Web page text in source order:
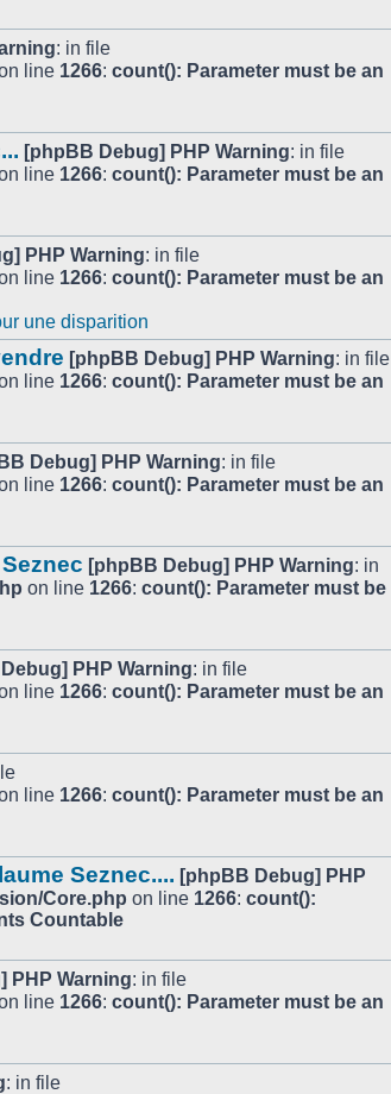
: in file
line 1266: count(): Parameter must be an
[phpBB Debug] PHP Warning: in file
line 1266: count(): Parameter must be an
PHP Warning: in file
line 1266: count(): Parameter must be an
une disparition
[phpBB Debug] PHP Warning: in file
line 1266: count(): Parameter must be an
Debug] PHP Warning: in file
line 1266: count(): Parameter must be an
[phpBB Debug] PHP Warning: in
on line 1266: count(): Parameter must be
PHP Warning: in file
line 1266: count(): Parameter must be an
line 1266: count(): Parameter must be an
Seznec.... [phpBB Debug] PHP
Core.php on line 1266: count():
Countable
PHP Warning: in file
line 1266: count(): Parameter must be an
: in file